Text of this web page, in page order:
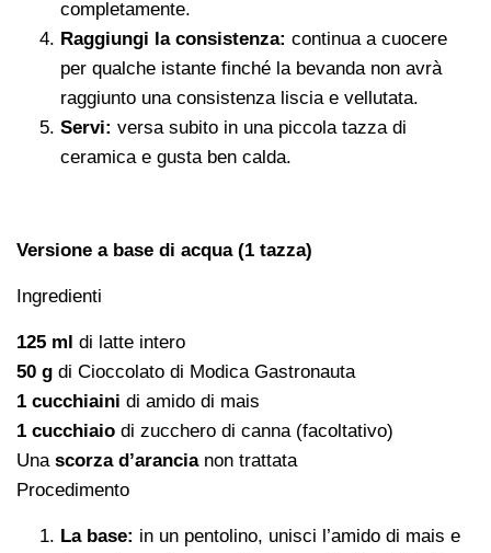
completamente.
Raggiungi la consistenza: continua a cuocere
per qualche istante finché la bevanda non avrà
raggiunto una consistenza liscia e vellutata.
Servi: versa subito in una piccola tazza di
ceramica e gusta ben calda.
Versione a base di acqua (1 tazza)
Ingredienti
125 ml di latte intero
50 g di Cioccolato di Modica Gastronauta
1 cucchiaini di amido di mais
1 cucchiaio di zucchero di canna (facoltativo)
Una scorza d’arancianon trattata
Procedimento
La base: in un pentolino, unisci l’amido di mais e